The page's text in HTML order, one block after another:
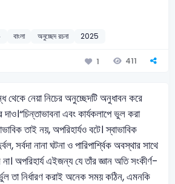
বাংলা অনুচ্ছেদ রচনা 2025
1 411
থেকে নেয়া নিচের অনুচ্ছেদটি অনুধাবন করে
“চিন্তাভাবনা এবং কার্যকলাপে ভুল করা
তাই নয়, অপরিহার্যও বটে। স্বাভাবিক
সর্বদা নানা ঘটনা ও পারিপার্শ্বিক অবস্থার সাথে
অপরিহার্য এইজন্য যে তাঁর জ্ঞান অতি সংকীর্ণ-
তা নির্ধারণ করাই অনেক সময় কঠিন, এমনকি